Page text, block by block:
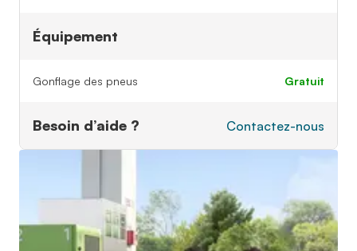
Équipement
Gonflage des pneus gratuit
Besoin d’aide ? Contactez-nous